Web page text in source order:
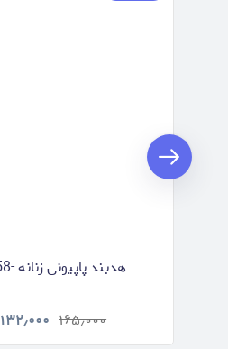
هدبند پاپیونی زنانه -15251758
۱۶۵٫۰۰۰ ۱۳۲٫۰۰۰